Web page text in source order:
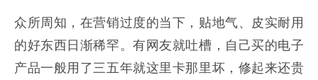
众所周知，在营销过度的当下，贴地气、皮实耐用
的好东西日渐稀罕。有网友就吐槽，自己买的电子
产品一般用了三五年就这里卡那里坏，修起来还贵